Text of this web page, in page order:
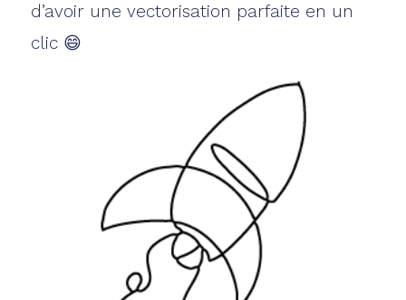
d’avoir une vectorisation parfaite en un
clic 😄